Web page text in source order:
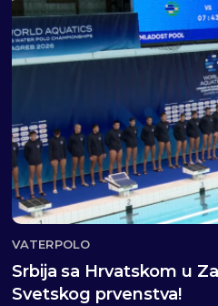
VATERPOLO
Srbija sa Hrvatskom u
Svetskog prvenstva!